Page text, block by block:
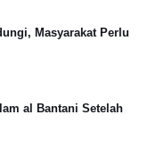
Masyarakat Perlu
al Bantani Setelah